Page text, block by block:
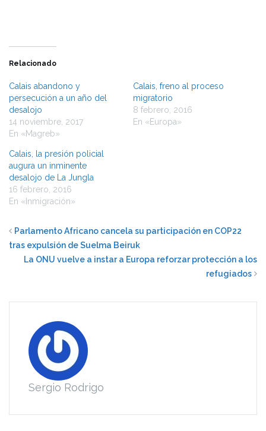
Relacionado
Calais abandono y
persecución a un año del
desalojo
14 noviembre, 2017
En «Magreb»
Calais, freno al proceso
migratorio
8 febrero, 2016
En «Europa»
Calais, la presión policial
augura un inminente
desalojo de La Jungla
16 febrero, 2016
En «Inmigración»
Parlamento Africano cancela su participación en COP22
tras expulsión de Suelma Beiruk
La ONU vuelve a instar a Europa reforzar protección a los
refugiados
Sergio Rodrigo